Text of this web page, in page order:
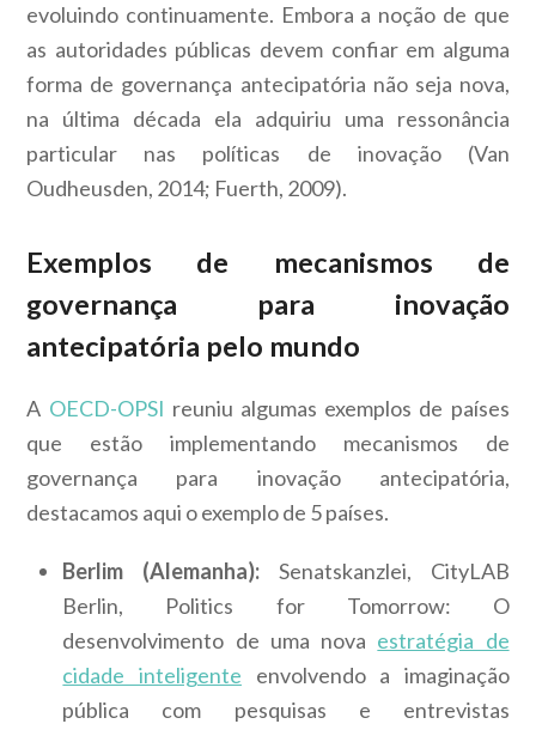
evoluindo continuamente. Embora a noção de que
as autoridades públicas devem confiar em alguma
forma de governança antecipatória não seja nova,
na última década ela adquiriu uma ressonância
particular nas políticas de inovação (Van
Oudheusden, 2014; Fuerth, 2009).
Exemplos de mecanismos de
governança para inovação
antecipatória pelo mundo
A OECD-OPSI reuniu algumas exemplos de países
que estão implementando mecanismos de
governança para inovação antecipatória,
destacamos aqui o exemplo de 5 países.
Berlim (Alemanha): Senatskanzlei, CityLAB
Berlin, Politics for Tomorrow: O
desenvolvimento de uma nova estratégia de
cidade inteligente envolvendo a imaginação
pública com pesquisas e entrevistas